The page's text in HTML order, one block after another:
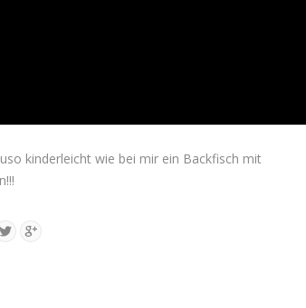
kinderleicht wie bei mir ein Backfisch mit